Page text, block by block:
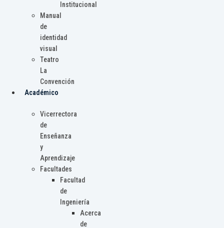
Institucional
Manual
de
identidad
visual
Teatro
La
Convención
Académico
Vicerrectora
de
Enseñanza
y
Aprendizaje
Facultades
Facultad
de
Ingeniería
Acerca
de